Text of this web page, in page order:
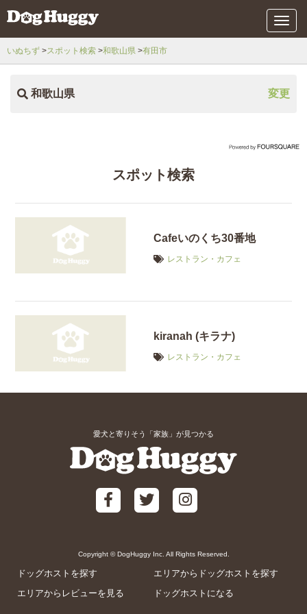
メ
ニ
いぬちず スポット検索 和歌山県 有田市
和歌山県 変更
スポット検索
Cafeいのくち30番地
レストラン・カフェ
kiranah (キラナ)
レストラン・カフェ
愛犬と寄りそう「家族」が見つかる
Copyright © DogHuggy Inc. All Rights Reserved.
ドッグホストを探す
エリアからドッグホストを探す
エリアからレビューを見る
ドッグホストになる